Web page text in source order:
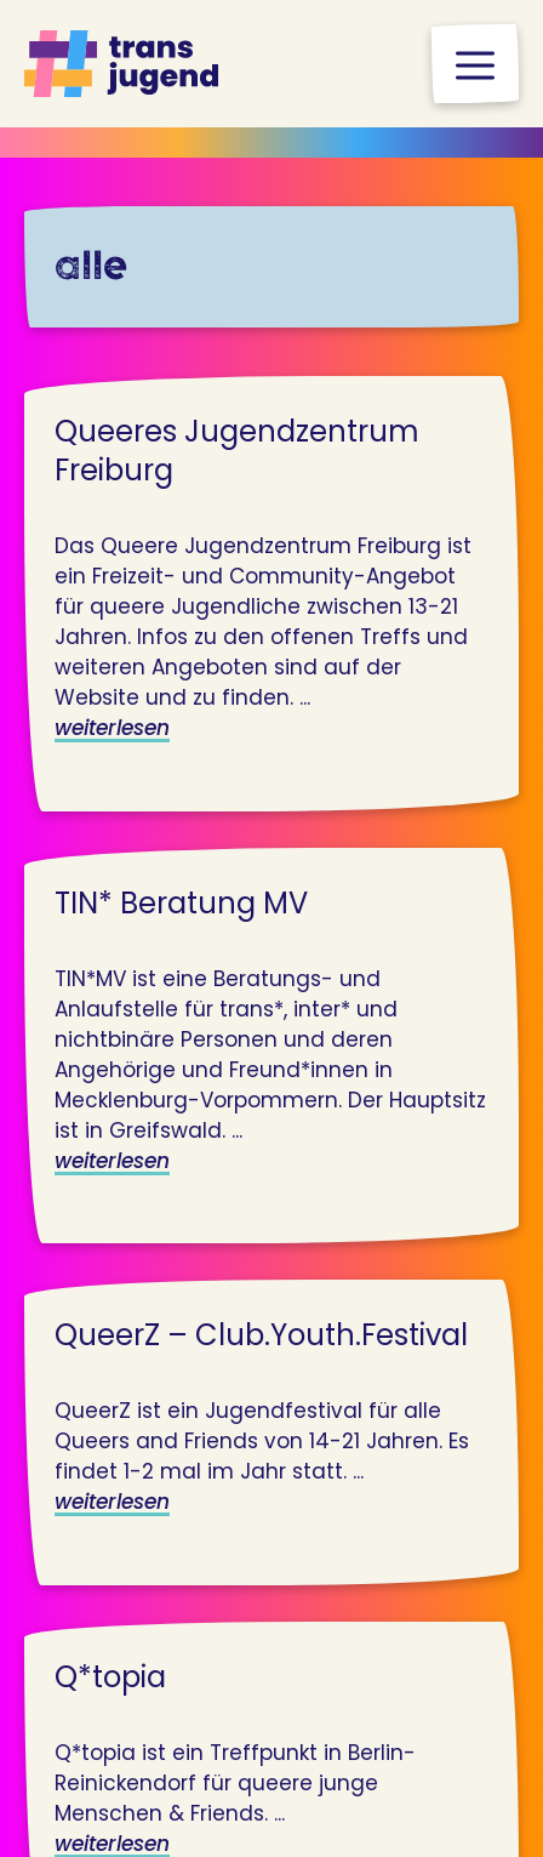
Inhalt
springen
alle
Queeres Jugendzentrum
Freiburg
Das Queere Jugendzentrum Freiburg ist
ein Freizeit- und Community-Angebot
für queere Jugendliche zwischen 13-21
Jahren. Infos zu den offenen Treffs und
weiteren Angeboten sind auf der
Website und zu finden. ...
weiterlesen
TIN* Beratung MV
TIN*MV ist eine Beratungs- und
Anlaufstelle für trans*, inter* und
nichtbinäre Personen und deren
Angehörige und Freund*innen in
Mecklenburg-Vorpommern. Der Hauptsitz
ist in Greifswald. ...
weiterlesen
QueerZ – Club.Youth.Festival
QueerZ ist ein Jugendfestival für alle
Queers and Friends von 14-21 Jahren. Es
findet 1-2 mal im Jahr statt. ...
weiterlesen
Q*topia
Q*topia ist ein Treffpunkt in Berlin-
Reinickendorf für queere junge
Menschen & Friends. ...
weiterlesen